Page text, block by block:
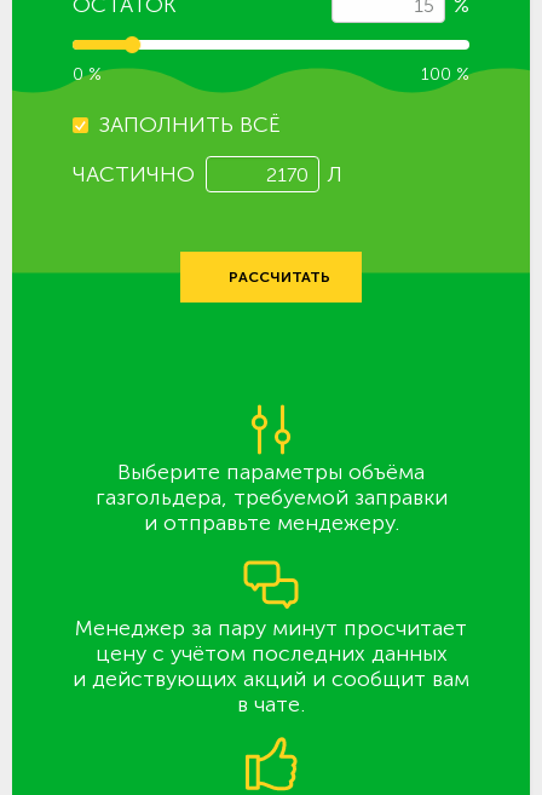
0 % 100 %
ЗАПОЛНИТЬ ВСЁ
ЧАСТИЧНО
Л
РАССЧИТАТЬ
Выберите параметры объёма
газгольдера, требуемой заправки
и отправьте мендежеру.
Менеджер за пару минут просчитает
цену с учётом последних данных
и действующих акций и сообщит вам
в чате.